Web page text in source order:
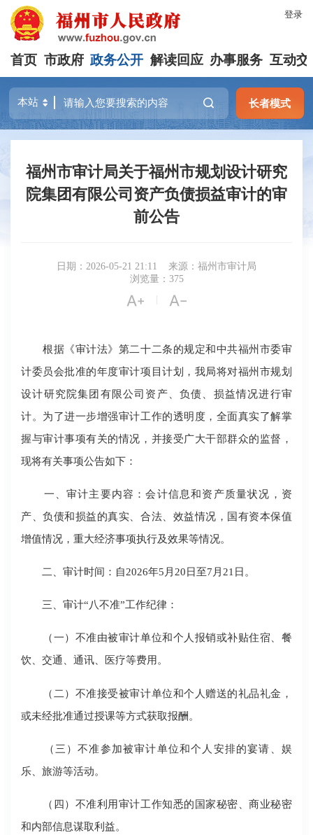
登录
首页 市政府 政务公开 解读回应 办事服务 互动交
长者模式
福州市审计局关于福州市规划设计研究
院集团有限公司资产负债损益审计的审
前公告
日期：2026-05-21 21:11
来源：福州市审计局
浏览量：375
 | 
根据《审计法》第二十二条的规定和中共福州市委审
计委员会批准的年度审计项目计划，我局将对福州市规划
设计研究院集团有限公司资产、负债、损益情况进行审
计。为了进一步增强审计工作的透明度，全面真实了解掌
握与审计事项有关的情况，并接受广大干部群众的监督，
现将有关事项公告如下：
一、审计主要内容：会计信息和资产质量状况，资
产、负债和损益的真实、合法、效益情况，国有资本保值
增值情况，重大经济事项执行及效果等情况。
二、审计时间：自2026年5月20日至7月21日。
三、审计“八不准”工作纪律：
（一）不准由被审计单位和个人报销或补贴住宿、餐
饮、交通、通讯、医疗等费用。
（二）不准接受被审计单位和个人赠送的礼品礼金，
或未经批准通过授课等方式获取报酬。
（三）不准参加被审计单位和个人安排的宴请、娱
乐、旅游等活动。
（四）不准利用审计工作知悉的国家秘密、商业秘密
和内部信息谋取利益。